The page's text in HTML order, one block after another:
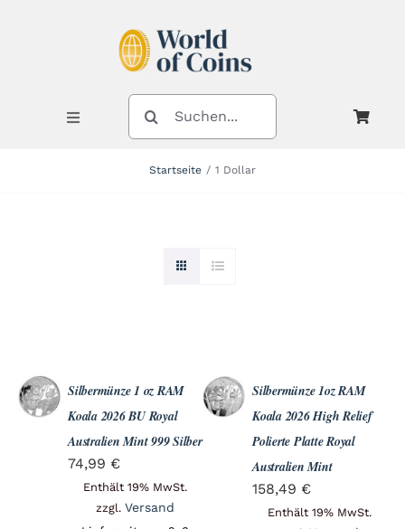
Toggle
Navigation
Kategorien
Angebote
Über Uns
SUCHE
NACH:
Startseite 1 Dollar
Silbermünze 1 oz RAM
Koala 2026 BU Royal
Australien Mint 999 Silber
74,99 €
Enthält 19% MwSt.
zzgl.Versand
Silbermünze 1oz RAM
Koala 2026 High Relief
Polierte Platte Royal
Australien Mint
158,49 €
Enthält 19% MwSt.